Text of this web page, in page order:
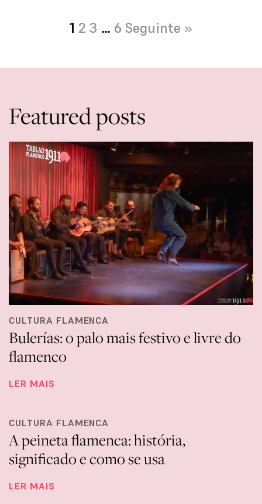
1 2 3 … 6 Seguinte »
Featured posts
CULTURA FLAMENCA
Bulerías: o palo mais festivo e livre do
flamenco
LER MAIS
CULTURA FLAMENCA
A peineta flamenca: história,
significado e como se usa
LER MAIS